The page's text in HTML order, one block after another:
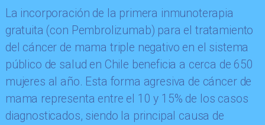
La incorporación de la primera inmunoterapia
gratuita (con Pembrolizumab) para el tratamiento
del cáncer de mama triple negativo en el sistema
público de salud en Chile beneficia a cerca de 650
mujeres al año. Esta forma agresiva de cáncer de
mama representa entre el 10 y 15% de los casos
diagnosticados, siendo la principal causa de